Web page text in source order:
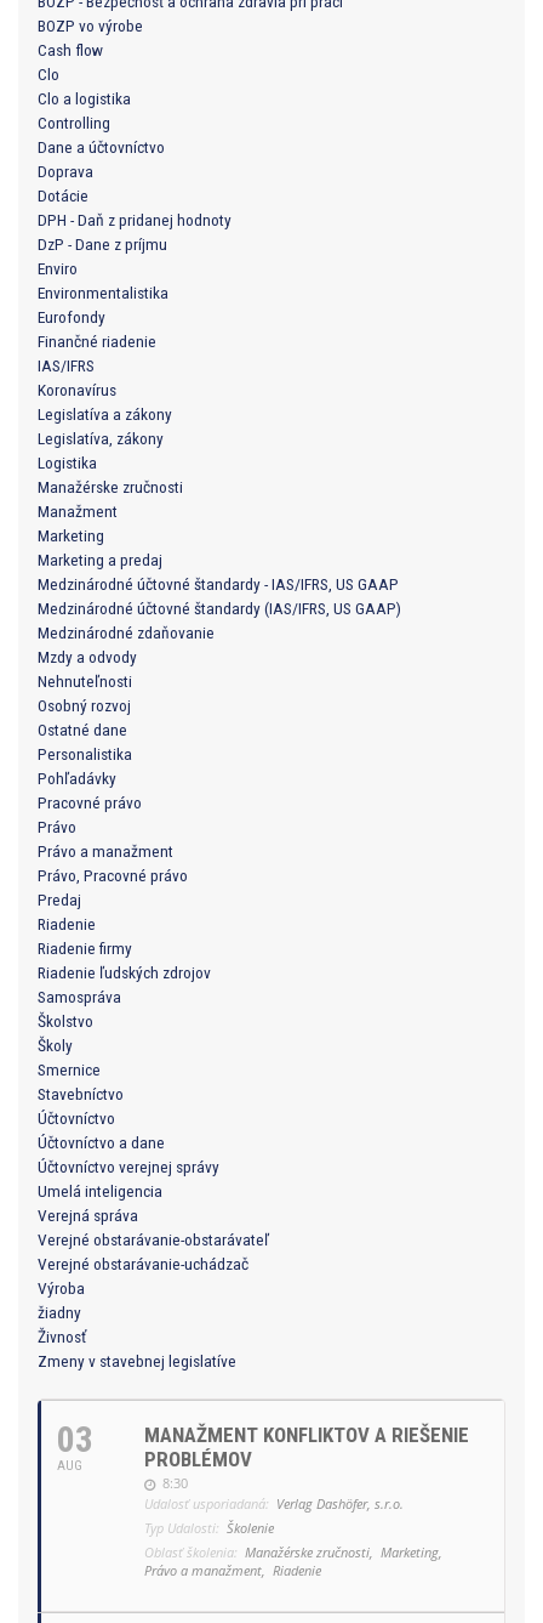
BOZP vo výrobe
Cash flow
Clo
Clo a logistika
Controlling
Dane a účtovníctvo
Doprava
Dotácie
DPH - Daň z pridanej hodnoty
DzP - Dane z príjmu
Enviro
Environmentalistika
Eurofondy
Finančné riadenie
IAS/IFRS
Koronavírus
Legislatíva a zákony
Legislatíva, zákony
Logistika
Manažérske zručnosti
Manažment
Marketing
Marketing a predaj
Medzinárodné účtovné štandardy - IAS/IFRS, US GAAP
Medzinárodné účtovné štandardy (IAS/IFRS, US GAAP)
Medzinárodné zdaňovanie
Mzdy a odvody
Nehnuteľnosti
Osobný rozvoj
Ostatné dane
Personalistika
Pohľadávky
Pracovné právo
Právo
Právo a manažment
Právo, Pracovné právo
Predaj
Riadenie
Riadenie firmy
Riadenie ľudských zdrojov
Samospráva
Školstvo
Školy
Smernice
Stavebníctvo
Účtovníctvo
Účtovníctvo a dane
Účtovníctvo verejnej správy
Umelá inteligencia
Verejná správa
Verejné obstarávanie-obstarávateľ
Verejné obstarávanie-uchádzač
Výroba
žiadny
Živnosť
Zmeny v stavebnej legislatíve
03
AUG
MANAŽMENT KONFLIKTOV A RIEŠENIE
PROBLÉMOV
8:30
Udalosť usporiadaná: Verlag Dashöfer, s.r.o.
Typ Udalosti: Školenie
Oblasť školenia: Manažérske zručnosti, Marketing,
Právo a manažment, Riadenie